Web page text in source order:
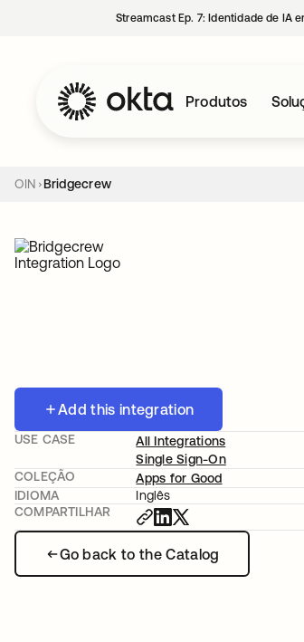
Streamcast Ep. 7: Identidade de IA
Produtos
OIN Bridgecrew
Add this integration
Go back to the Catalog
USE CASE
All Integrations
Single Sign-On
COLEÇÃO
Apps for Good
IDIOMA
Inglês
COMPARTILHAR